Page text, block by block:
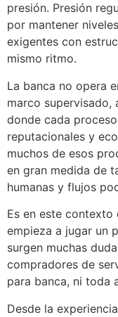
presión. Presión
por mantener
exigentes con
mismo ritmo.
La banca no opera
marco supervisado,
donde cada
reputacionales y
muchos de esos
en gran medida de
humanas y flujos
Es en este
empieza a jugar un
surgen muchas
compradores de
para banca, ni toda
Desde la